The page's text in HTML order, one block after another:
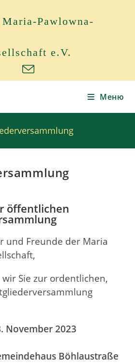
Maria-Pawlowna-
e.V.
Меню
öffentlichen
und Freunde der Maria
Sie zur ordentlichen,
2023
Böhlaustraße